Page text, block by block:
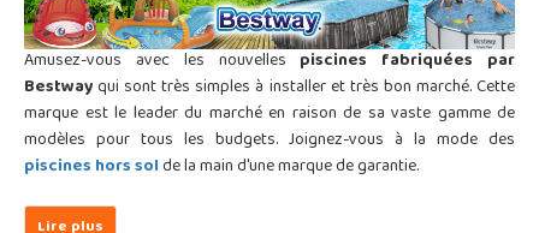
Amusez-vous avec les nouvelles piscines fabriquées par
Bestwayqui sont très simples à installer et très bon marché. Cette
marque est le leader du marché en raison de sa vaste gamme de
modèles pour tous les budgets. Joignez-vous à la mode des
piscines hors solde la main d'une marque de garantie.